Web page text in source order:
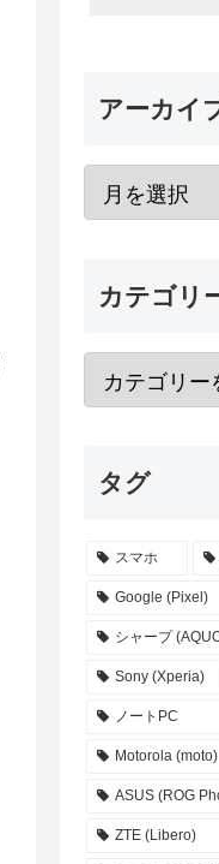
アーカイ
カテゴリ
タグ
スマホ
Google (Pixel)
シャープ
Sony (Xperia)
ノートPC
Motorola (moto)
ASUS (ROG
ZTE (Libero)